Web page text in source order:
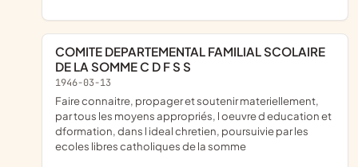
COMITE DEPARTEMENTAL FAMILIAL SCOLAIRE
DE LA SOMME C D F S S
1946-03-13
faire connaitre, propager et soutenir materiellement,
par tous les moyens appropriés, l oeuvre d education et
dformation, dans l ideal chretien, poursuivie par les
ecoles libres catholiques de la somme